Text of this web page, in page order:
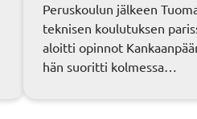
Peruskoulun jälkeen
teknisen koulutuksen
aloitti opinnot
hän suoritti kolmessa…